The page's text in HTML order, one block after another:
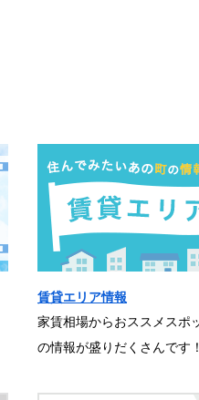
賃貸エリア情報
家賃相場からおススメスポ
の情報が盛りだくさんです！